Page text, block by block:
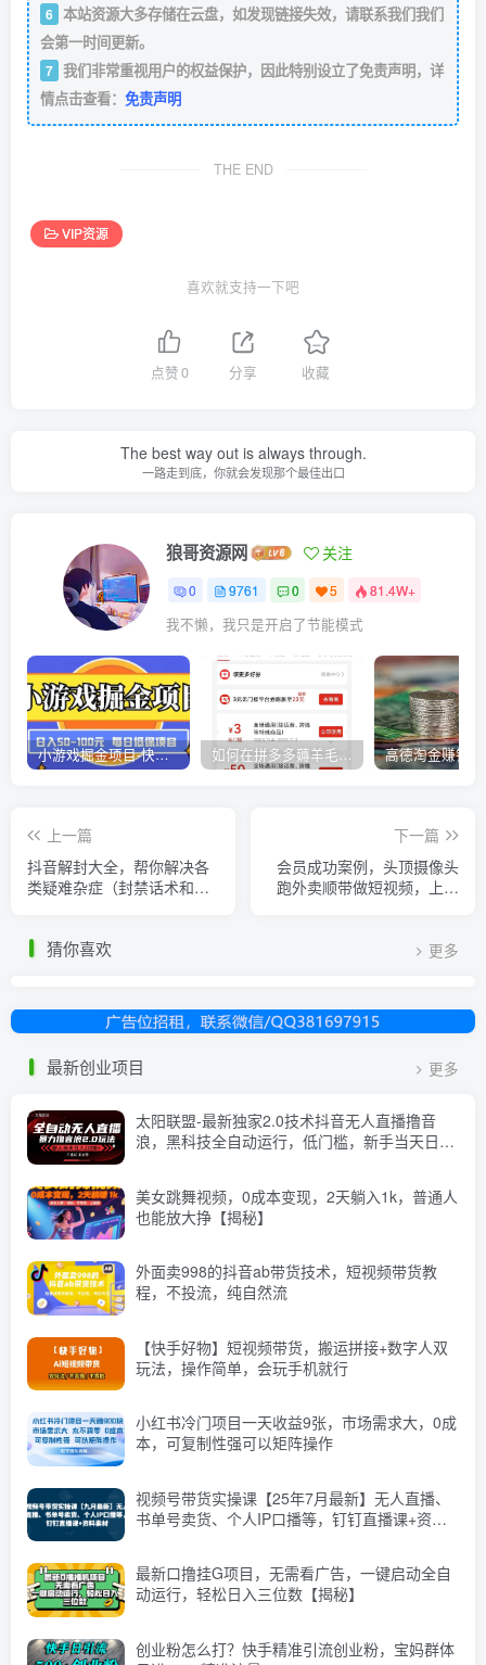
6 本站资源大多存储在云盘，如发现链接失效，请联系我们我们
会第一时间更新。
7 我们非常重视用户的权益保护，因此特别设立了免责声明，详
情点击查看： 免责声明
THE END
VIP资源
喜欢就支持一下吧
点赞0 分享 收藏
The best way out is always through.
一路走到底，你就会发现那个最佳出口
狼哥资源网 关注
0 9761 0 5 81.4W+
我不懒，我只是开启了节能模式
小游戏掘金项目-快手商业养机教程（小游戏养机） 如何在拼多多薅羊毛，教你撸品台无门槛优惠券，一单利润50-300！
上一篇
抖音解封大全，帮你解决各
类疑难杂症（封禁话术和模
下一篇
会员成功案例，头顶摄像头
跑外卖顺带做短视频，上月
猜你喜欢 更多
最新创业项目 更多
太阳联盟-最新独家2.0技术抖音无人直播撸音
浪，黑科技全自动运行，低门槛，新手当天日入
美女跳舞视频，0成本变现，2天躺入1k，普通人
也能放大挣【揭秘】
外面卖998的抖音ab带货技术，短视频带货教
程，不投流，纯自然流
【快手好物】短视频带货，搬运拼接+数字人双
玩法，操作简单，会玩手机就行
小红书冷门项目一天收益9张，市场需求大，0成
本，可复制性强可以矩阵操作
视频号带货实操课【25年7月最新】无人直播、
书单号卖货、个人IP口播等，钉钉直播课+资料
最新口撸挂G项目，无需看广告，一键启动全自
动运行，轻松日入三位数【揭秘】
创业粉怎么打？快手精准引流创业粉，宝妈群体